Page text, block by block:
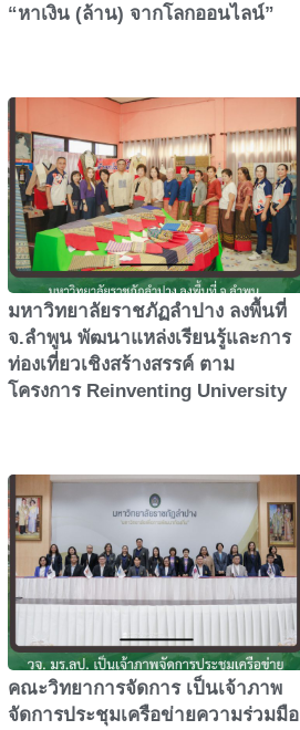
“หาเงิน (ล้าน) จากโลกออนไลน์”
มหาวิทยาลัยราชภัฏลำปาง ลงพื้นที่
จ.ลำพูน พัฒนาแหล่งเรียนรู้และการ
ท่องเที่ยวเชิงสร้างสรรค์ ตาม
โครงการ Reinventing University
คณะวิทยาการจัดการ เป็นเจ้าภาพ
จัดการประชุมเครือข่ายความร่วมมือ